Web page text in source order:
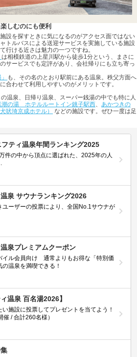
しむのにも便利
設を探すときに気になるのがアクセス面ではない
トルバスによる送迎サービスを実施している施設
行ける近さは魅力の一つですね。
は相模鉄道の上星川駅から徒歩1分という、まさに
サービスでも定評があり、会社帰りにも立ち寄っ
も、その名のとおり駅前にある温泉。秩父方面へ
合わせて利用しやすいのがメリットです。
温泉、日帰り温泉、スーパー銭湯の中でも特に人
の湯 ホテルルートイン銚子駅西、 あかつきの
吠埼京成ホテル）
などの施設です。ぜひ一度は足
ティ温泉年間ランキング2025
件の中から頂点に選ばれた、2025年の人
泉 サウナランキング2026
ユーザーの投票により、全国No.1サウナが
泉プレミアムクーポン
イル会員向け 通常よりもお得な「特別価
の温泉を満喫できる！
ィ温泉 百名湯2026】
い施設に投票してプレゼントを当てよう！
催 / 合計260名様）